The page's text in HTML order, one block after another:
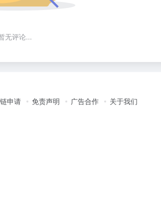
无评论...
申请 免责声明 广告合作 关于我们